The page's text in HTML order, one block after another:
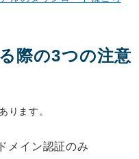
際の3つの注意
ります。
メイン認証のみ